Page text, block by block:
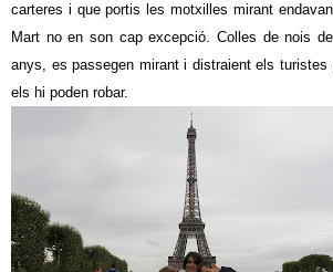
carteres i que portis les motxilles mirant
Mart no en son cap excepció. Colles de nois
anys, es passegen mirant i distraient els turistes
els hi poden robar.